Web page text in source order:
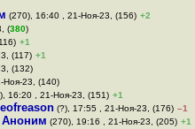
(270), 16:40 , 21-Ноя-23, (156) +2
(380)
+1
(117) +1
(132)
Ноя-23, (140)
16:20 , 21-Ноя-23, (151) +1
(?), 17:55 , 21-Ноя-23, (176) –1
Аноним (270), 19:16 , 21-Ноя-23, (205) +1